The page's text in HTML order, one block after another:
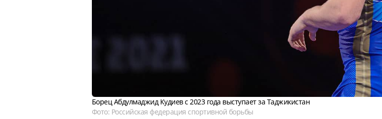
Борец Абдулмаджид Кудиев с 2023 года выступает за Таджикистан
Фото: Российская федерация спортивной борьбы